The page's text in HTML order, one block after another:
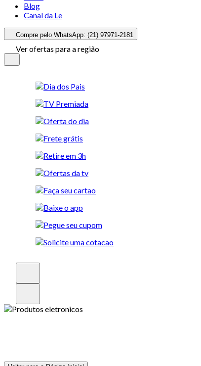
Blog
Canal da Le
Compre pelo WhatsApp: (21) 97971-2181
Ver ofertas para a região